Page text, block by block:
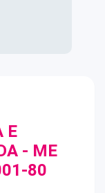
E
- ME
80